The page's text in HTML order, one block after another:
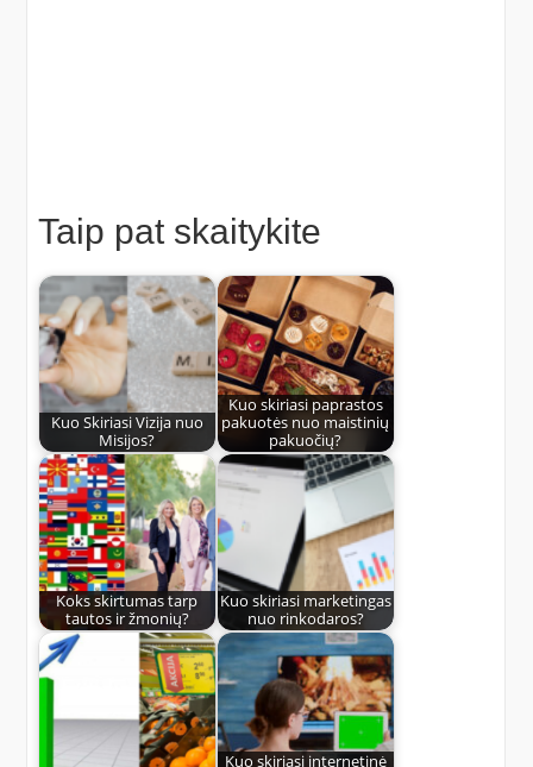
Taip pat skaitykite
Kuo Skiriasi Vizija nuo
Misijos?
Kuo skiriasi paprastos
pakuotės nuo maistinių
pakuočių?
Koks skirtumas tarp
tautos ir žmonių?
Kuo skiriasi marketingas
nuo rinkodaros?
Kuo skiriasi internetinė